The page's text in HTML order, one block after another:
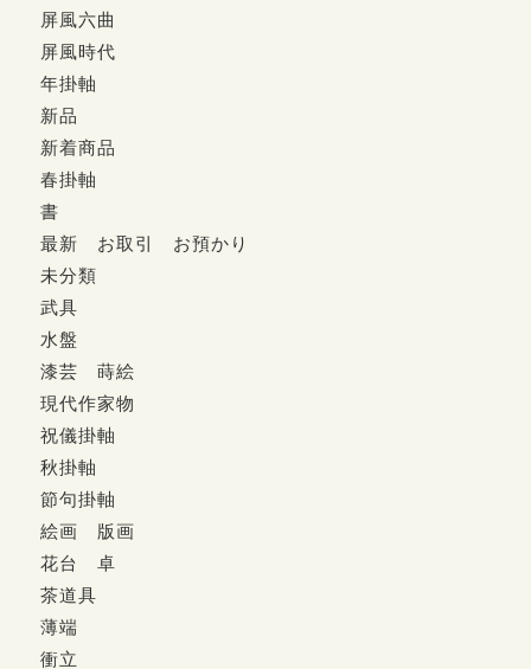
屏風六曲
屏風時代
年掛軸
新品
新着商品
春掛軸
書
最新 お取引 お預かり
未分類
武具
水盤
漆芸 蒔絵
現代作家物
祝儀掛軸
秋掛軸
節句掛軸
絵画 版画
花台 卓
茶道具
薄端
衝立